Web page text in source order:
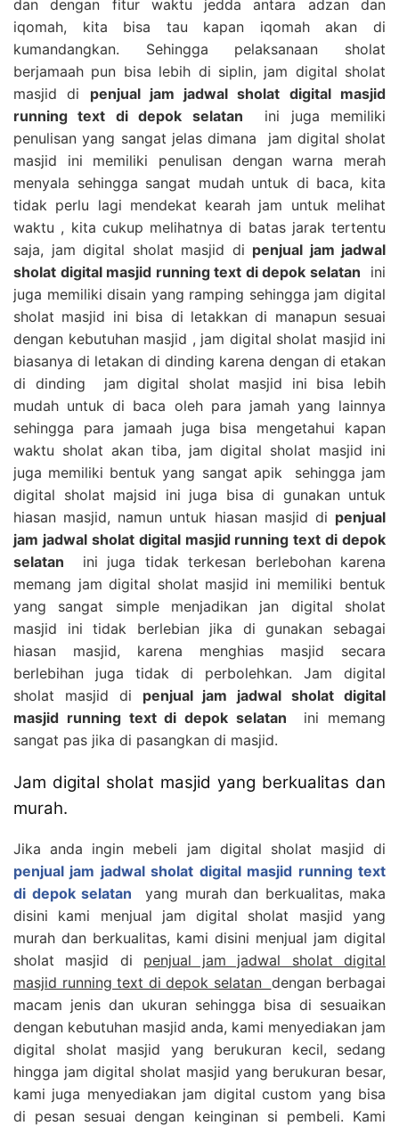
dan dengan fitur waktu jedda antara adzan dan
iqomah, kita bisa tau kapan iqomah akan di
kumandangkan. Sehingga pelaksanaan sholat
berjamaah pun bisa lebih di siplin, jam digital sholat
masjid di penjual jam jadwal sholat digital masjid
running text di depok selatan ini juga memiliki
penulisan yang sangat jelas dimana jam digital sholat
masjid ini memiliki penulisan dengan warna merah
menyala sehingga sangat mudah untuk di baca, kita
tidak perlu lagi mendekat kearah jam untuk melihat
waktu , kita cukup melihatnya di batas jarak tertentu
saja, jam digital sholat masjid di penjual jam jadwal
sholat digital masjid running text di depok selatan ini
juga memiliki disain yang ramping sehingga jam digital
sholat masjid ini bisa di letakkan di manapun sesuai
dengan kebutuhan masjid , jam digital sholat masjid ini
biasanya di letakan di dinding karena dengan di etakan
di dinding jam digital sholat masjid ini bisa lebih
mudah untuk di baca oleh para jamah yang lainnya
sehingga para jamaah juga bisa mengetahui kapan
waktu sholat akan tiba, jam digital sholat masjid ini
juga memiliki bentuk yang sangat apik sehingga jam
digital sholat majsid ini juga bisa di gunakan untuk
hiasan masjid, namun untuk hiasan masjid di penjual
jam jadwal sholat digital masjid running text di depok
selatan ini juga tidak terkesan berlebohan karena
memang jam digital sholat masjid ini memiliki bentuk
yang sangat simple menjadikan jan digital sholat
masjid ini tidak berlebian jika di gunakan sebagai
hiasan masjid, karena menghias masjid secara
berlebihan juga tidak di perbolehkan. Jam digital
sholat masjid di penjual jam jadwal sholat digital
masjid running text di depok selatan ini memang
sangat pas jika di pasangkan di masjid.
Jam digital sholat masjid yang berkualitas dan
murah.
Jika anda ingin mebeli jam digital sholat masjid di
penjual jam jadwal sholat digital masjid running text
di depok selatan yang murah dan berkualitas, maka
disini kami menjual jam digital sholat masjid yang
murah dan berkualitas, kami disini menjual jam digital
sholat masjid di penjual jam jadwal sholat digital
masjid running text di depok selatan dengan berbagai
macam jenis dan ukuran sehingga bisa di sesuaikan
dengan kebutuhan masjid anda, kami menyediakan jam
digital sholat masjid yang berukuran kecil, sedang
hingga jam digital sholat masjid yang berukuran besar,
kami juga menyediakan jam digital custom yang bisa
di pesan sesuai dengan keinginan si pembeli. Kami